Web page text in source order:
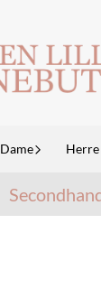
Dame Herre